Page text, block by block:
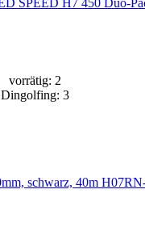
vorrätig: 2
Dingolfing: 3